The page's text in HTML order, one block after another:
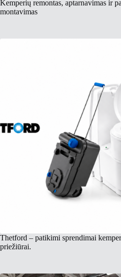
Kemperių remontas, aptarnavimas ir
montavimas
Thetford – patikimi sprendimai
priežiūrai.